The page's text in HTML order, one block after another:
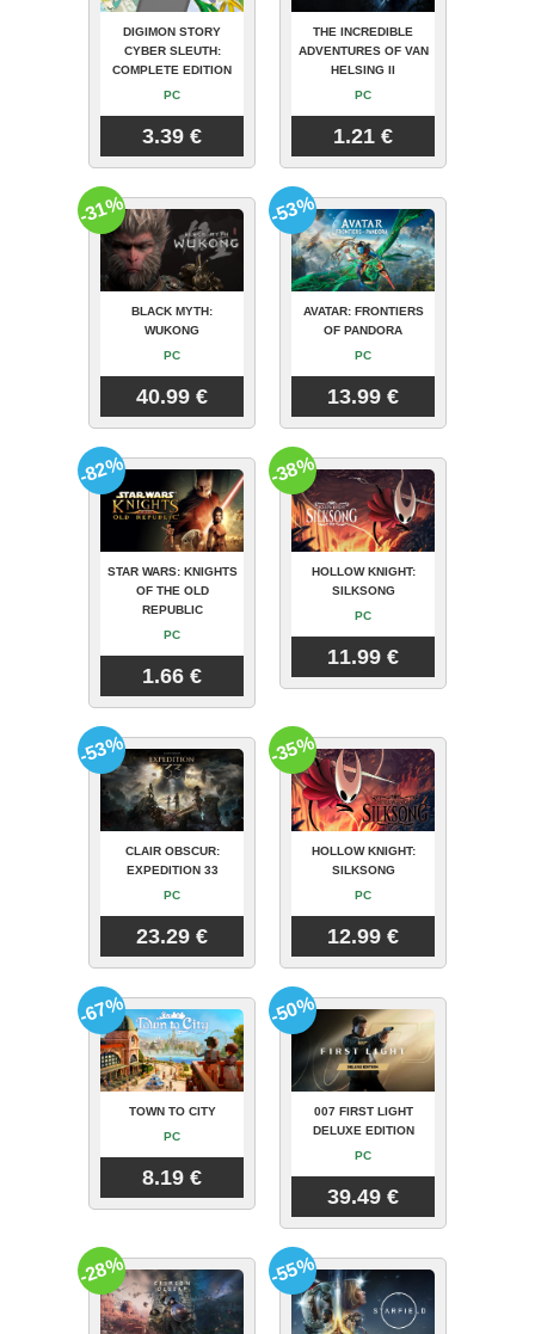
DIGIMON STORY
CYBER SLEUTH:
COMPLETE EDITION
PC
3.39 €
THE INCREDIBLE
ADVENTURES OF VAN
HELSING II
PC
1.21 €
BLACK MYTH:
WUKONG
PC
40.99 €
-31%
AVATAR: FRONTIERS
OF PANDORA
PC
13.99 €
-53%
STAR WARS: KNIGHTS
OF THE OLD
REPUBLIC
PC
1.66 €
-82%
HOLLOW KNIGHT:
SILKSONG
PC
11.99 €
-38%
CLAIR OBSCUR:
EXPEDITION 33
PC
23.29 €
-53%
HOLLOW KNIGHT:
SILKSONG
PC
12.99 €
-35%
TOWN TO CITY
PC
8.19 €
-67%
007 FIRST LIGHT
DELUXE EDITION
PC
39.49 €
-50%
-28% -55%